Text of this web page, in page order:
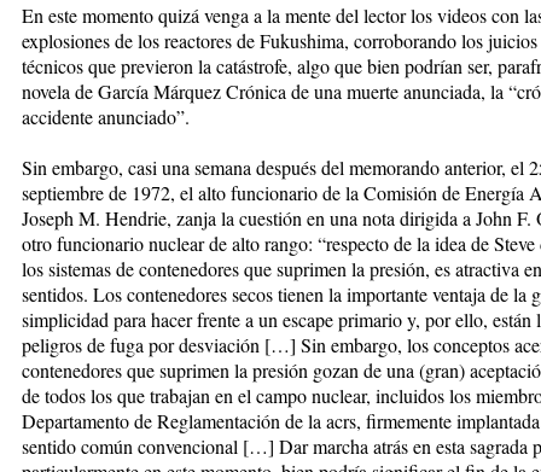
En este momento quizá venga a la mente del lector los videos con
explosiones de los reactores de Fukushima, corroborando los
técnicos que previeron la catástrofe, algo que bien podrían ser,
novela de García Márquez Crónica de una muerte anunciada, la
accidente anunciado”.
Sin embargo, casi una semana después del memorando anterior, el
septiembre de 1972, el alto funcionario de la Comisión de Energía
Joseph M. Hendrie, zanja la cuestión en una nota dirigida a John F.
otro funcionario nuclear de alto rango: “respecto de la idea de
los sistemas de contenedores que suprimen la presión, es atractiva
sentidos. Los contenedores secos tienen la importante ventaja de la
simplicidad para hacer frente a un escape primario y, por ello, están
peligros de fuga por desviación […] Sin embargo, los conceptos
contenedores que suprimen la presión gozan de una (gran)
de todos los que trabajan en el campo nuclear, incluidos los
Departamento de Reglamentación de la acrs, firmemente
sentido común convencional […] Dar marcha atrás en esta sagrada